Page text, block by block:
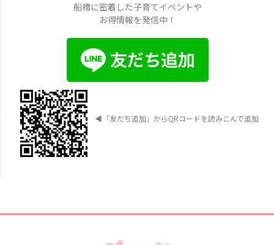
船橋に密着した子育てイベントや
お得情報を発信中！
◀︎ 「友だち追加」からQRコードを読みこんで追加